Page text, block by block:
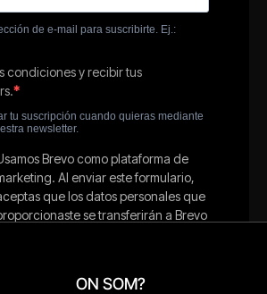
ON SOM?